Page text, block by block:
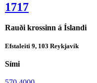
1717
Rauði krossinn á Íslandi
Efstaleiti 9, 103 Reykjavík
Sími